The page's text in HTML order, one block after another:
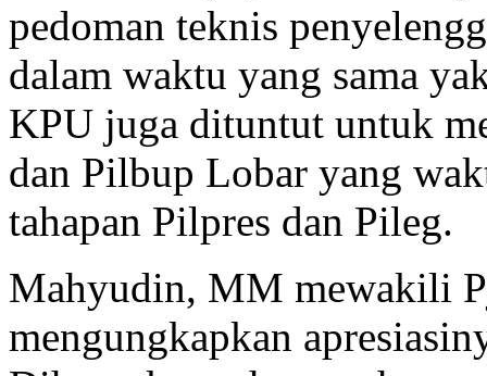
Dikatakannya, KPU
pedoman teknis
dalam waktu yang sama
KPU juga dituntut untuk
dan Pilbup Lobar yang
tahapan Pilpres dan Pileg.
Mahyudin, MM mewakili